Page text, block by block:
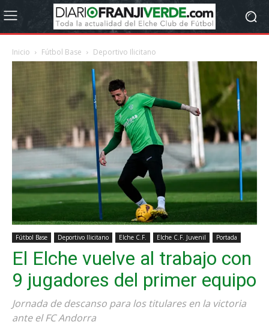
Inicio Fútbol Base Deportivo Ilicitano
Fútbol Base Deportivo Ilicitano Elche C.F. Elche C.F. Juvenil Portada
El Elche vuelve al trabajo con
9 jugadores del primer equipo
Jornada de descanso para los titulares en la victoria
ante el FC Andorra